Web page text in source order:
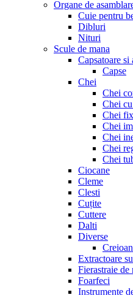
Organe de
Cuie pentru
Dibluri
Nituri
Scule de mana
Capsatoare si
Capse
Chei
Chei
Chei
Chei
Chei
Chei
Chei
Chei
Ciocane
Cleme
Clesti
Cuțite
Cuttere
Dalti
Diverse
Extractoare
Fierastraie de
Foarfeci
Instrumente